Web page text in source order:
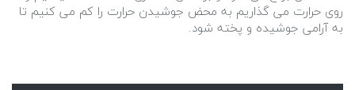
روی حرارت می گذاریم به محض جوشیدن حرارت را کم می کنیم تا
به آرامی جوشیده و پخته شود.